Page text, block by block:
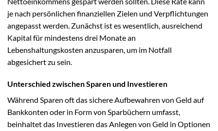
je nach persönlichen finanziellen Zielen und Verpflichtungen
angepasst werden. Zunächst ist es wesentlich, ausreichend
Kapital für mindestens drei Monate an
Lebenshaltungskosten anzusparen, um im Notfall
abgesichert zu sein.
Unterschied zwischen Sparen und Investieren
Während Sparen oft das sichere Aufbewahren von Geld auf
Bankkonten oder in Form von Sparbüchern umfasst,
beinhaltet das Investieren das Anlegen von Geld in Optionen